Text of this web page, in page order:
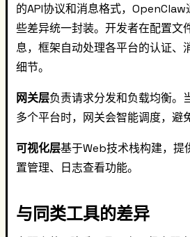
的API协议和消息格式，
些差异统一封装。开发者在配置文
息，框架自动处理各平台的认证、
细节。
网关层负责请求分发和负载均衡。
多个平台时，网关会智能调度，避
可视化层基于Web技术栈构建，提
置管理、日志查看功能。
与同类工具的差异